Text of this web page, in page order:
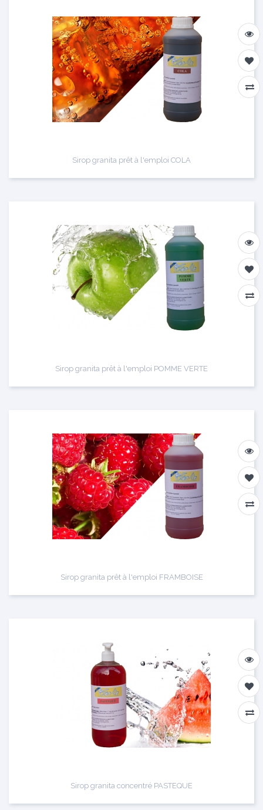
Sirop granita prêt à l'emploi COLA
Sirop granita prêt à l'emploi POMME VERTE
Sirop granita prêt à l'emploi FRAMBOISE
Sirop granita concentré PASTEQUE